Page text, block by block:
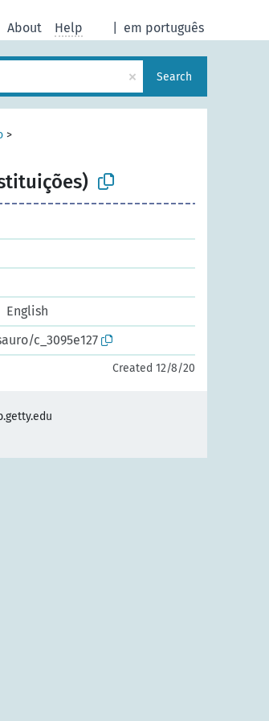
em português
About Help
× Search
>
English
c_3095e127
Created 12/8/20